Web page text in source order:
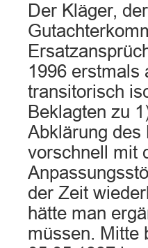
Der Kläger,
1996 erstmals
transitorisch
Beklagten zu
Abklärung des
vorschnell mit
der Zeit
hätte man
müssen. Mitte